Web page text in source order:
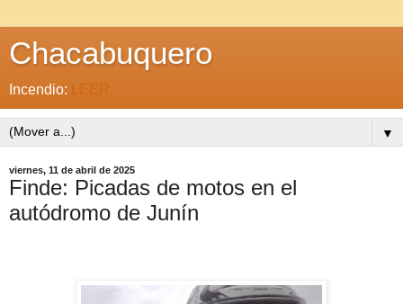
Chacabuquero
Incendio: LEER
▼
viernes, 11 de abril de 2025
Finde: Picadas de motos en el
autódromo de Junín